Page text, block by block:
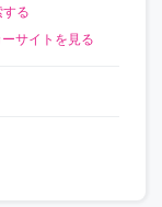
る
サイトを見る